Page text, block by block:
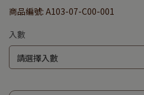
商品編號: A103-07-C00-001
入數
請選擇入數